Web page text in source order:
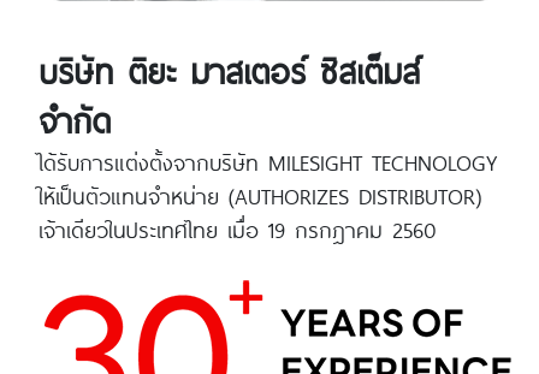
บริษัท ติยะ มาสเตอร์ ซิสเต็มส์
จำกัด
ได้รับการแต่งตั้งจากบริษัท MILESIGHT TECHNOLOGY
ให้เป็นตัวแทนจำหน่าย (AUTHORIZES DISTRIBUTOR)
เจ้าเดียวในประเทศไทย เมื่อ 19 กรกฎาคม 2560